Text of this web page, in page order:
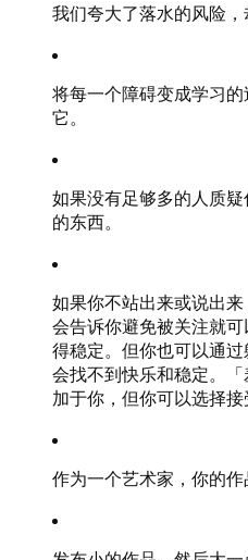
我们夸大了落水的风险，
将每一个障碍变成学习
它。
如果没有足够多的人质
的东西。
如果你不站出来或说出
会告诉你避免被关注就
得稳定。但你也可以通
会找不到快乐和稳定。
加于你，但你可以选择接
作为一个艺术家，你的作